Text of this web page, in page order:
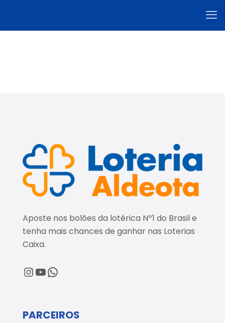
Aposte nos bolões da lotérica Nº1 do Brasil e
tenha mais chances de ganhar nas Loterias
Caixa.
@loteriaaldeota
@loteriaaldeota
Central de Atendimento
PARCEIROS